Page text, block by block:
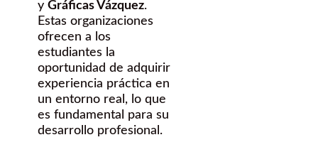
y Gráficas Vázquez.
Estas organizaciones
ofrecen a los
estudiantes la
oportunidad de adquirir
experiencia práctica en
un entorno real, lo que
es fundamental para su
desarrollo profesional.